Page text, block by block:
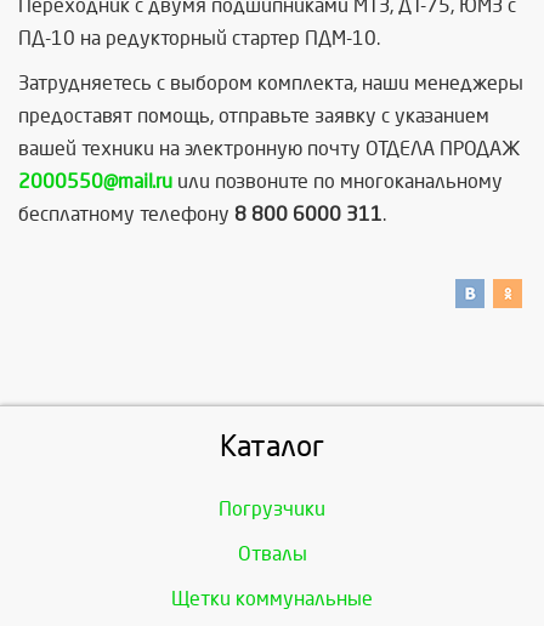
Переходник с двумя подшипниками МТЗ, ДТ-75, ЮМЗ с
ПД-10 на редукторный стартер ПДМ-10.
Затрудняетесь с выбором комплекта, наши менеджеры
предоставят помощь, отправьте заявку с указанием
вашей техники на электронную почту ОТДЕЛА ПРОДАЖ
2000550@mail.ru или позвоните по многоканальному
бесплатному телефону 8 800 6000 311.
Каталог
Погрузчики
Отвалы
Щетки коммунальные